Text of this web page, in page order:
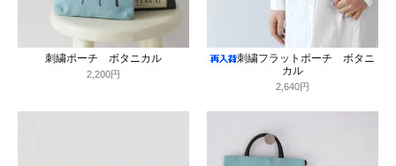
刺繍ポーチ ボタニカル
2,200円
刺繍フラットポーチ ボタニ
カル
2,640円